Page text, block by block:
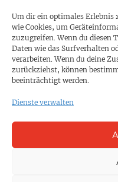
Um dir ein optimales Erlebnis
wie Cookies, um
zuzugreifen. Wenn du diesen
Daten wie das Surfverhalten
verarbeiten. Wenn du deine
zurückziehst, können
beeinträchtigt werden.
Dienste verwalten
Impressum
SPENDEN
Datenschutz
KONTAKT
Cookie-Richtlinie